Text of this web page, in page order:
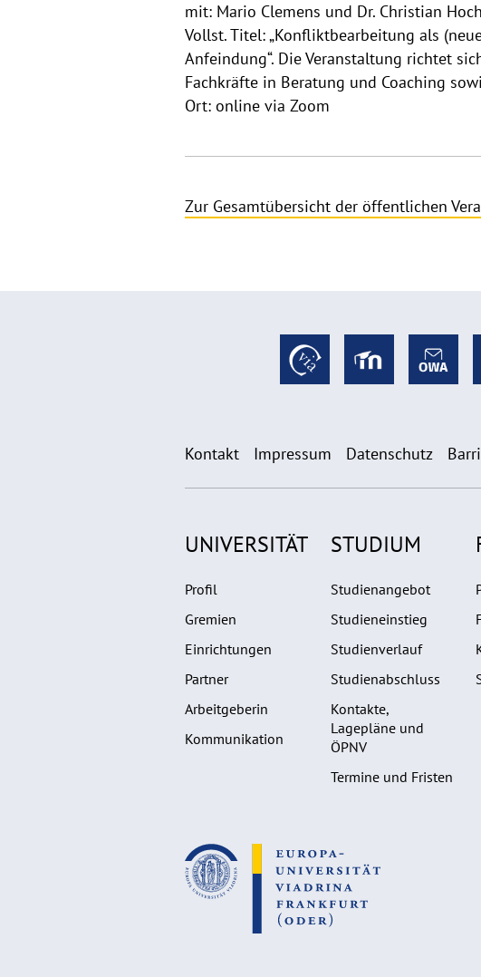
mit: Mario Clemens und Dr. Christian
Vollst. Titel: „Konfliktbearbeitung als
Anfeindung“. Die Veranstaltung richtet
Fachkräfte in Beratung und Coaching
Ort: online via Zoom
Zur Gesamtübersicht der öffentlichen
Kontakt Impressum Datenschutz
UNIVERSITÄT
Profil
Gremien
Einrichtungen
Partner
Arbeitgeberin
Kommunikation
STUDIUM
Studienangebot
Studieneinstieg
Studienverlauf
Studienabschluss
Kontakte,
Lagepläne und
ÖPNV
Termine und Fristen